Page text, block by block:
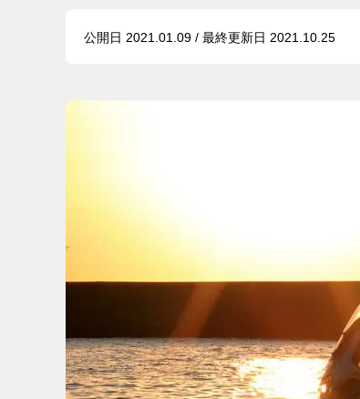
公開日 2021.01.09 / 最終更新日 2021.10.25